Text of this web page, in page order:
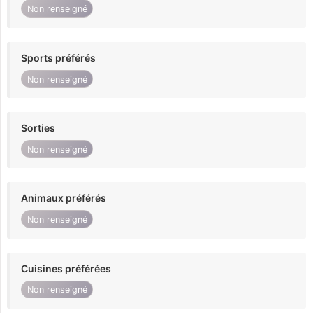
Non renseigné
Sports préférés
Non renseigné
Sorties
Non renseigné
Animaux préférés
Non renseigné
Cuisines préférées
Non renseigné